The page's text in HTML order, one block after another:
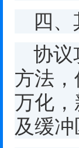
四
协议
方法
万化
及缓